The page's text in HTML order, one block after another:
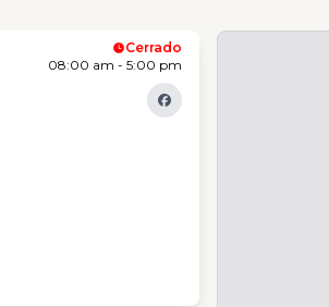
Cerrado
08:00 am - 5:00 pm